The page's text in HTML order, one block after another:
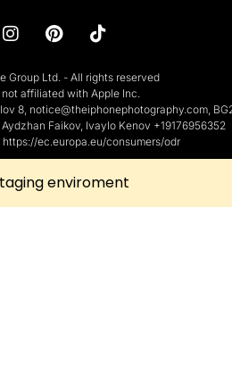
Group Ltd. - All rights reserved
affiliated with Apple Inc.
8, notice@theiphonephotography.com,
Faikov, Ivaylo Kenov +19176956352
ec.europa.eu/consumers/odr
enviroment